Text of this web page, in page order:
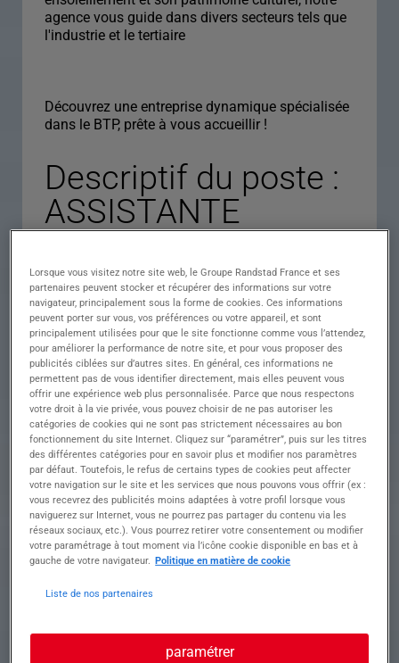
agence vous guide dans divers secteurs tels que
l'industrie et le tertiaire
Découvrez une entreprise dynamique spécialisée
dans le BTP, prête à vous accueillir !
Descriptif du poste :
ASSISTANTE
AVEC EXPERIENCE
DANS LE BTP
Descriptif du poste : Êtes-vous prêt(e) à relever le
défi passionnant d'ASSISTANT(E)
ADMINISTRATIF(VE) BTP avec expérience dans
le domaine.
Rejoignez notre client pour gérer les aspects
administratifs et contribuer au bon
fonctionnement de leurs activités dans le BTP.
• Assurer l'accueil téléphonique avec dynamisme
et efficacité
• Établir des devis et factures avec précision
• Renseigner les clients et fournisseurs en
• Prendre les rendez-vous avec les clients pour les
veillant à l'organisation optimale des ressources
Lorsque vous visitez notre site web, le Groupe Randstad France et ses
partenaires peuvent stocker et récupérer des informations sur votre
navigateur, principalement sous la forme de cookies. Ces informations
peuvent porter sur vous, vos préférences ou votre appareil, et sont
principalement utilisées pour que le site fonctionne comme vous l’attendez,
pour améliorer la performance de notre site, et pour vous proposer des
publicités ciblées sur d’autres sites. En général, ces informations ne
permettent pas de vous identifier directement, mais elles peuvent vous
offrir une expérience web plus personnalisée. Parce que nous respectons
votre droit à la vie privée, vous pouvez choisir de ne pas autoriser les
catégories de cookies qui ne sont pas strictement nécessaires au bon
fonctionnement du site Internet. Cliquez sur “paramétrer”, puis sur les titres
des différentes catégories pour en savoir plus et modifier nos paramètres
par défaut. Toutefois, le refus de certains types de cookies peut affecter
votre navigation sur le site et les services que nous pouvons vous offrir (ex :
vous recevrez des publicités moins adaptées à votre profil lorsque vous
naviguerez sur Internet, vous ne pourrez pas partager du contenu via les
réseaux sociaux, etc.). Vous pourrez retirer votre consentement ou modifier
votre paramétrage à tout moment via l’icône cookie disponible en bas et à
gauche de votre navigateur. Politique en matière de cookie
Liste de nos partenaires
paramétrer